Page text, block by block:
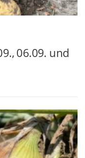
06.09. und